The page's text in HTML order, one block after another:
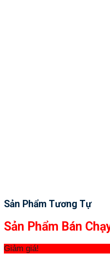
Sản Phẩm Tương Tự
Sản Phẩm Bán
Giảm giá!